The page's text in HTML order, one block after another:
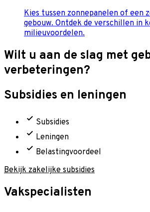
Kies tussen zonnepanelen of een
gebouw. Ontdek de verschillen in
milieuvoordelen.
Wilt u aan de slag met
verbeteringen?
Subsidies en leningen
Subsidies
Leningen
Belastingvoordeel
Bekijk zakelijke subsidies
Vakspecialisten